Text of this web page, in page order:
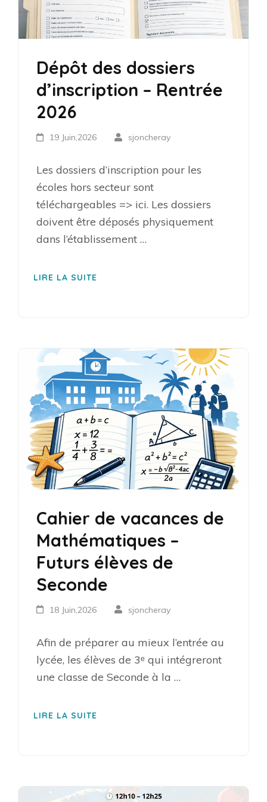
Dépôt des dossiers
d’inscription – Rentrée
2026
19 Juin,2026 sjoncheray
Les dossiers d’inscription pour les
écoles hors secteur sont
téléchargeables => ici. Les dossiers
doivent être déposés physiquement
dans l’établissement …
LIRE LA SUITE
Cahier de vacances de
Mathématiques –
Futurs élèves de
Seconde
18 Juin,2026 sjoncheray
Afin de préparer au mieux l’entrée au
lycée, les élèves de 3ᵉ qui intégreront
une classe de Seconde à la …
LIRE LA SUITE